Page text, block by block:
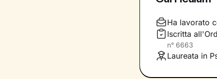
Considera i
completa
diaccoglienza,
racchiudi in te.
risoluzione,
tuo presente.
Ha lavorato
Iscritta
n° 6663
Laureata in